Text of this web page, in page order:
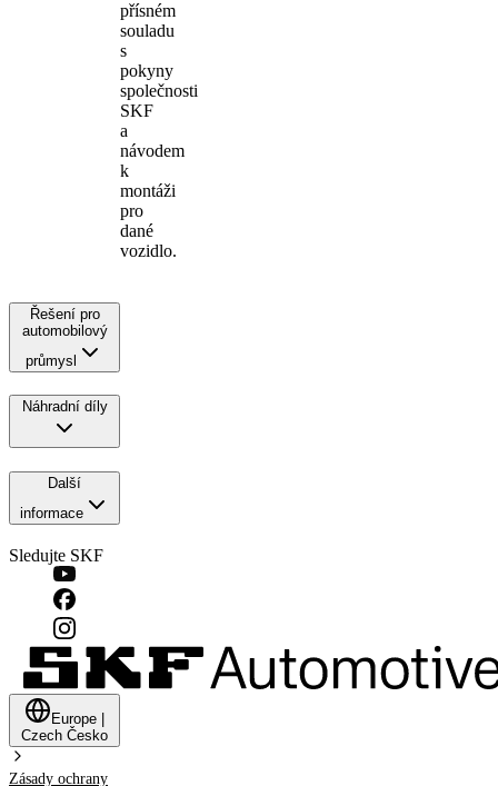
přísném
souladu
s
pokyny
společnosti
SKF
a
návodem
k
montáži
pro
dané
vozidlo.
Řešení pro
automobilový
průmysl
Náhradní díly
Další
informace
Sledujte SKF
Europe
Czech Česko
Zásady ochrany